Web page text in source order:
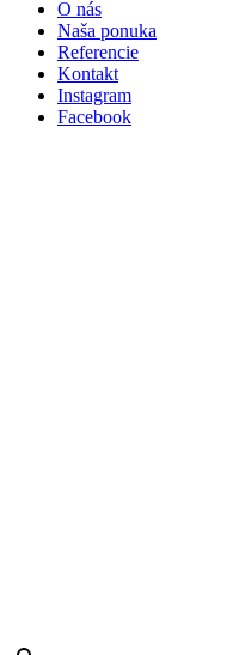
O nás
Naša ponuka
Referencie
Kontakt
Instagram
Facebook